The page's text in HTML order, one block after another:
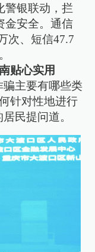
警银联动，拦
金安全。通信
次、短信47.7
贴心实用
骗主要有哪些类
针对性地进行
民提问道。